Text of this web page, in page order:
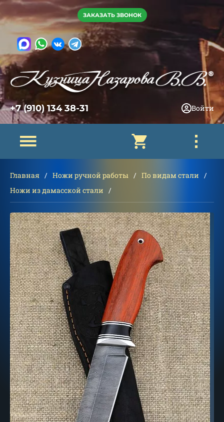
ЗАКАЗАТЬ ЗВОНОК
+7 (910) 134 38-31 Войти
Главная Ножи ручной работы
По видам стали
Ножи из дамасской стали